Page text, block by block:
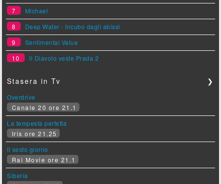
7
Michael
8
Deep Water - Incubo dagli abissi
9
Sentimental Value
10
Il Diavolo veste Prada 2
Stasera in Tv ❯
Overdrive
Canale 20 ore 21.1
La tempesta perfetta
Iris ore 21.25
Il sesto giorno
Rai Movie ore 21.1
Siberia